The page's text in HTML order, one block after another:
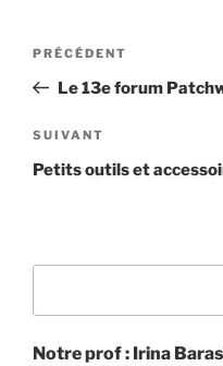
Navigation
l’article
Article
précédent
PRÉCÉDENT
Le 13e forum
Article
suivant
SUIVANT
Petits outils et
Notre prof : Irina